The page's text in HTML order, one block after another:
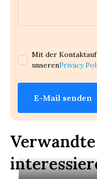
Mit der
unserenPrivacy
E-Mail senden
Verwandte